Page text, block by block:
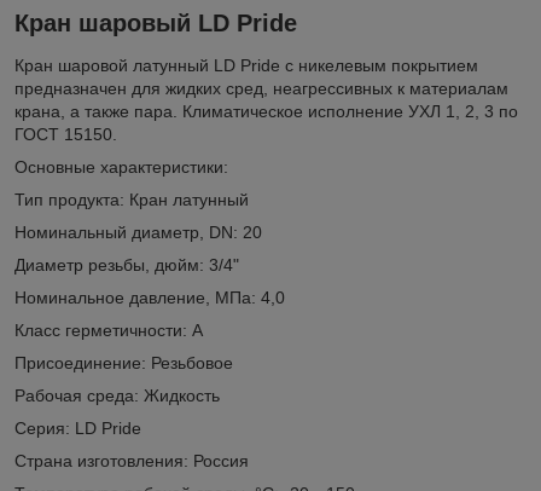
Кран шаровый LD Pride
Кран шаровой латунный LD Pride с никелевым покрытием
предназначен для жидких сред, неагрессивных к материалам
крана, а также пара. Климатическое исполнение УХЛ 1, 2, 3 по
ГОСТ 15150.
Основные характеристики:
Тип продукта: Кран латунный
Номинальный диаметр, DN: 20
Диаметр резьбы, дюйм: 3/4"
Номинальное давление, МПа: 4,0
Класс герметичности: А
Присоединение: Резьбовое
Рабочая среда: Жидкость
Серия: LD Pride
Страна изготовления: Россия